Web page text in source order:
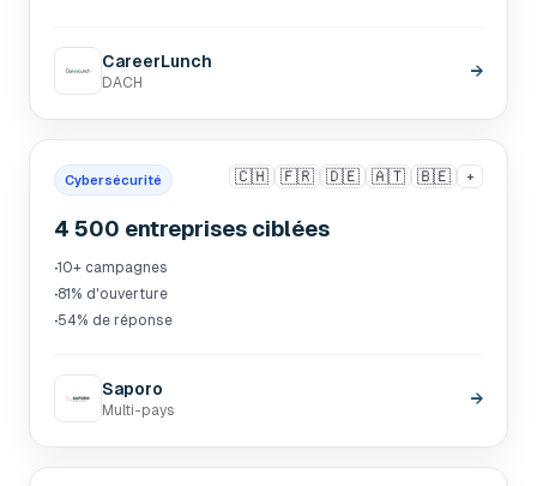
CareerLunch
DACH
→
Cybersécurité 🇨🇭 🇫🇷 🇩🇪 🇦🇹 🇧🇪 +
4 500 entreprises ciblées
·10+ campagnes
·81% d'ouverture
·54% de réponse
Saporo
Multi-pays
→